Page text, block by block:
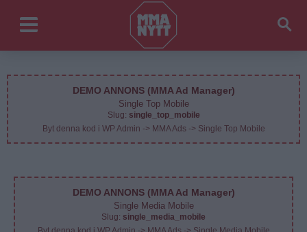
DEMO ANNONS (MMA Ad Manager)
Single Top Mobile
Slug: single_top_mobile
Byt denna kod i WP Admin -> MMA Ads -> Single Top Mobile
DEMO ANNONS (MMA Ad Manager)
Single Media Mobile
Slug: single_media_mobile